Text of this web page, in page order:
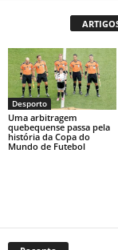
Desporto
Uma arbitragem
quebequense passa pela
história da Copa do
Mundo de Futebol